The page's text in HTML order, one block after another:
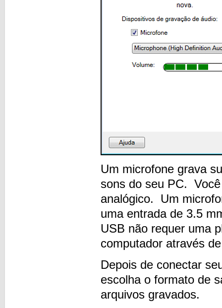
Um microfone grava
sons do seu PC.
analógico. Um
uma entrada de 3.5
USB não requer uma
computador através
Depois de conectar
escolha o formato de
arquivos gravados.